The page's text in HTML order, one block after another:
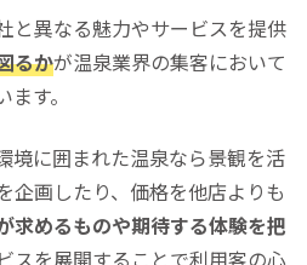
と異なる魅力やサービスを提供
るかが温泉業界の集客において
す。
境に囲まれた温泉なら景観を活
企画したり、価格を他店よりも
求めるものや期待する体験を把
スを展開することで利用客の心